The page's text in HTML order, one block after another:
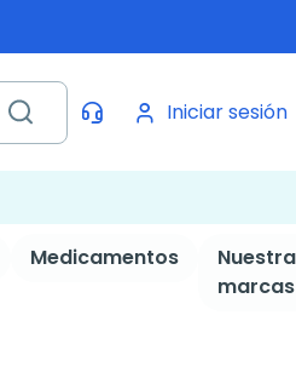
Iniciar sesión
Medicamentos
marcas